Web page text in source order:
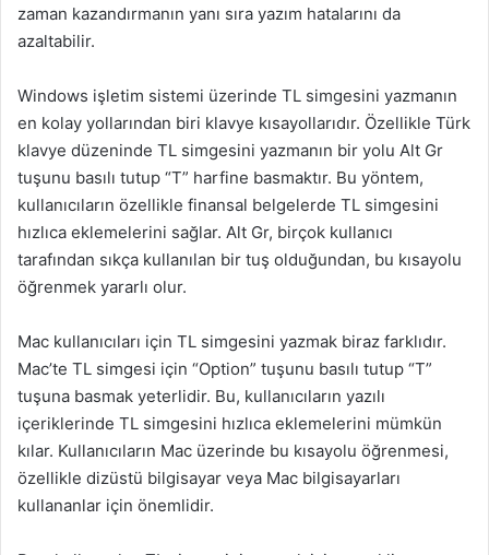
zaman kazandırmanın yanı sıra yazım hatalarını da
azaltabilir.
Windows işletim sistemi üzerinde TL simgesini yazmanın
en kolay yollarından biri klavye kısayollarıdır. Özellikle Türk
klavye düzeninde TL simgesini yazmanın bir yolu Alt Gr
tuşunu basılı tutup “T” harfine basmaktır. Bu yöntem,
kullanıcıların özellikle finansal belgelerde TL simgesini
hızlıca eklemelerini sağlar. Alt Gr, birçok kullanıcı
tarafından sıkça kullanılan bir tuş olduğundan, bu kısayolu
öğrenmek yararlı olur.
Mac kullanıcıları için TL simgesini yazmak biraz farklıdır.
Mac’te TL simgesi için “Option” tuşunu basılı tutup “T”
tuşuna basmak yeterlidir. Bu, kullanıcıların yazılı
içeriklerinde TL simgesini hızlıca eklemelerini mümkün
kılar. Kullanıcıların Mac üzerinde bu kısayolu öğrenmesi,
özellikle dizüstü bilgisayar veya Mac bilgisayarları
kullananlar için önemlidir.